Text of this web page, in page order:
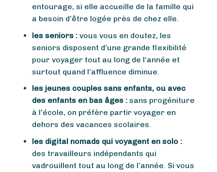
entourage, si elle accueille de la famille qui
a besoin d’être logée près de chez elle.
les seniors :vous vous en doutez, les
seniors disposent d’une grande flexibilité
pour voyager tout au long de l’année et
surtout quand l’affluence diminue.
les jeunes couples sans enfants, ou avec
des enfants en bas âges :sans progéniture
à l’école, on préfère partir voyager en
dehors des vacances scolaires.
les digital nomads qui voyagent en solo :
des travailleurs indépendants qui
vadrouillent tout au long de l’année. Si vous